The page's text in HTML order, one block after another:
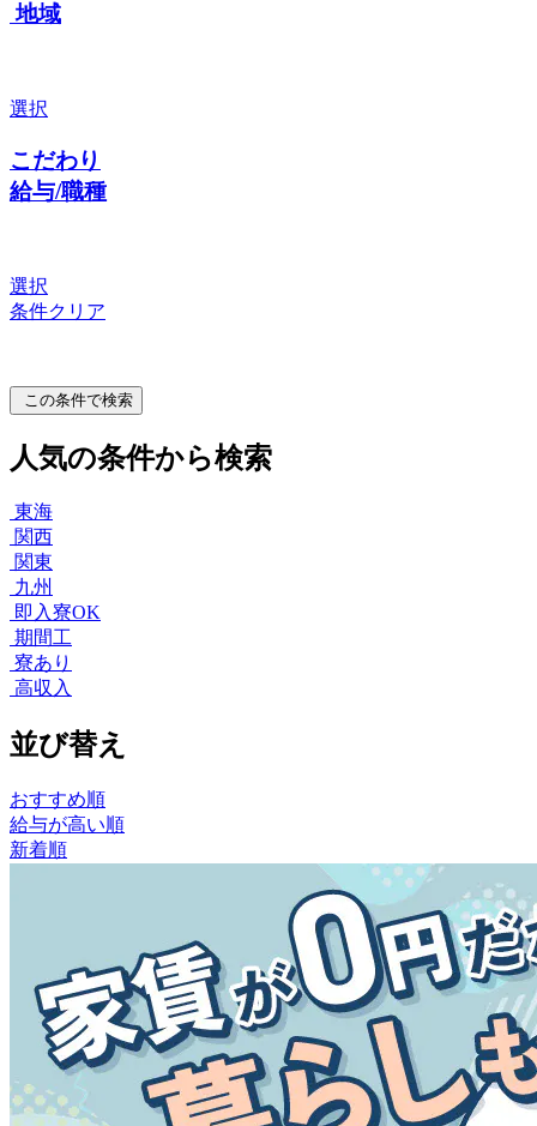
地域
選択
こだわり
給与/職種
選択
条件クリア
この条件で検索
人気の条件から検索
東海
関西
関東
九州
即入寮OK
期間工
寮あり
高収入
並び替え
おすすめ順
給与が高い順
新着順